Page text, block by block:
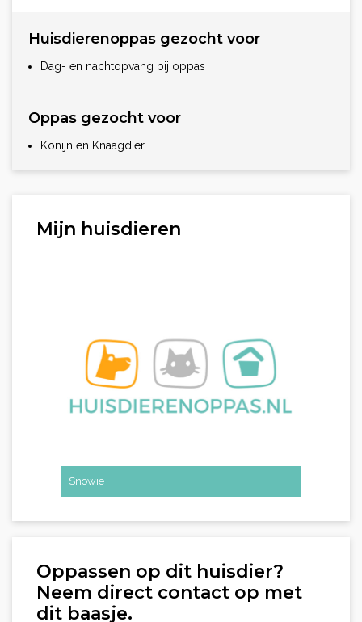
Huisdierenoppas gezocht voor
Dag- en nachtopvang bij oppas
Oppas gezocht voor
Konijn en Knaagdier
Mijn huisdieren
Snowie
Oppassen op dit huisdier?
Neem direct contact op met
dit baasje.